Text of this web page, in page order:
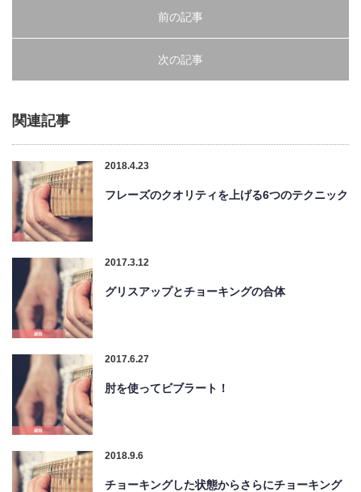
前の記事
次の記事
関連記事
2018.4.23
フレーズのクオリティを上げる6つのテクニック
2017.3.12
グリスアップとチョーキングの合体
2017.6.27
肘を使ってビブラート！
2018.9.6
チョーキングした状態からさらにチョーキング